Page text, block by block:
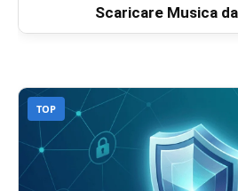
Scaricare Musica
TOP